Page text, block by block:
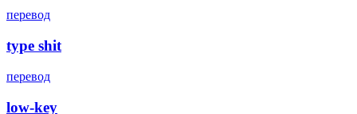
перевод
type shit
перевод
low-key